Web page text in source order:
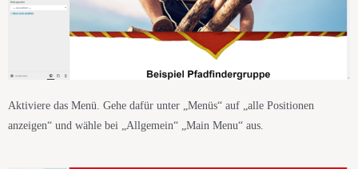
Aktiviere das Menü. Gehe dafür unter „Menüs“ auf „alle Positionen
anzeigen“ und wähle bei „Allgemein“ „Main Menu“ aus.